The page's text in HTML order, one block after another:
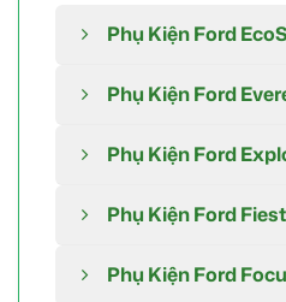
Phụ Kiện Ford
Phụ Kiện Ford
Phụ Kiện Ford
Phụ Kiện Ford
Phụ Kiện Ford